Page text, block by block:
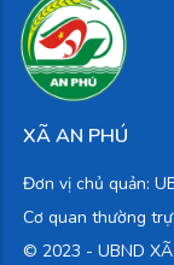
XÃ AN PHÚ
Đơn vị chủ quản:
Cơ quan thường
© 2023 - UBND